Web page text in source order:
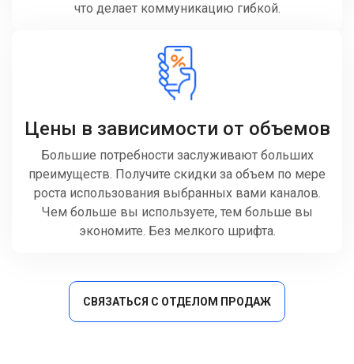
что делает коммуникацию гибкой.
Цены в зависимости от объемов
Большие потребности заслуживают больших
преимуществ. Получите скидки за объем по мере
роста использования выбранных вами каналов.
Чем больше вы используете, тем больше вы
экономите. Без мелкого шрифта.
СВЯЗАТЬСЯ С ОТДЕЛОМ ПРОДАЖ